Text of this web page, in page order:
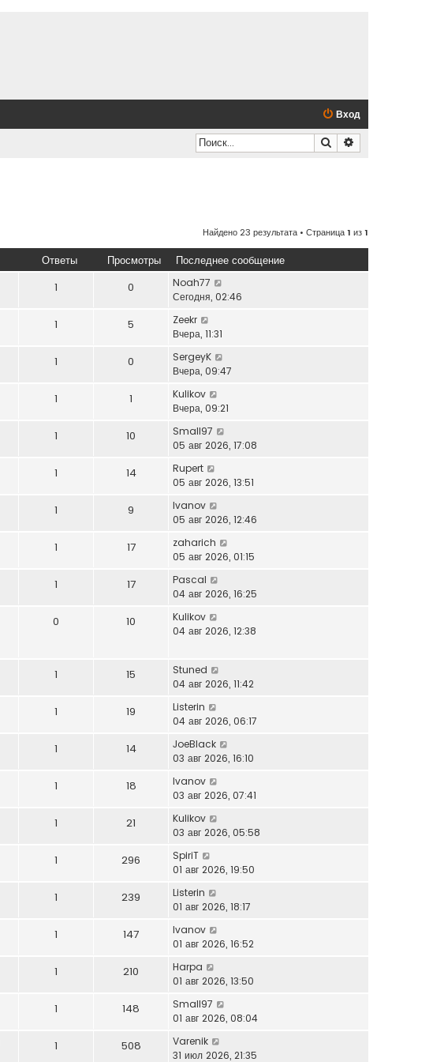
Вход
Поиск
Найдено 23 результата • Страница1 из1
Ответы Просмотры Последнее сообщение
1 0
Noah77
Сегодня, 02:46
1 5
Zeekr
Вчера, 11:31
1 0
SergeyK
Вчера, 09:47
1 1
Kulikov
Вчера, 09:21
1 10
Small97
05 авг 2026, 17:08
1 14
Rupert
05 авг 2026, 13:51
1 9
Ivanov
05 авг 2026, 12:46
1 17
zaharich
05 авг 2026, 01:15
1 17
Pascal
04 авг 2026, 16:25
0 10
Kulikov
04 авг 2026, 12:38
1 15
Stuned
04 авг 2026, 11:42
1 19
Listerin
04 авг 2026, 06:17
1 14
JoeBlack
03 авг 2026, 16:10
1 18
Ivanov
03 авг 2026, 07:41
1 21
Kulikov
03 авг 2026, 05:58
1 296
SpiriT
01 авг 2026, 19:50
1 239
Listerin
01 авг 2026, 18:17
1 147
Ivanov
01 авг 2026, 16:52
1 210
Harpa
01 авг 2026, 13:50
1 148
Small97
01 авг 2026, 08:04
1 508
Varenik
31 июл 2026, 21:35